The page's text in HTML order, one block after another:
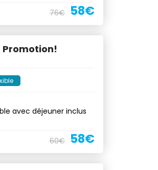
76€ 58€
Promotion!
avec déjeuner inclus
60€ 58€